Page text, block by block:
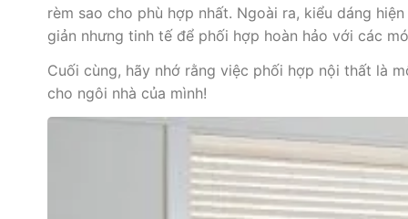
rèm sao cho phù hợp nhất. Ngoài ra, kiểu dáng
giản nhưng tinh tế để phối hợp hoàn hảo với các
Cuối cùng, hãy nhớ rằng việc phối hợp nội thất là
cho ngôi nhà của mình!